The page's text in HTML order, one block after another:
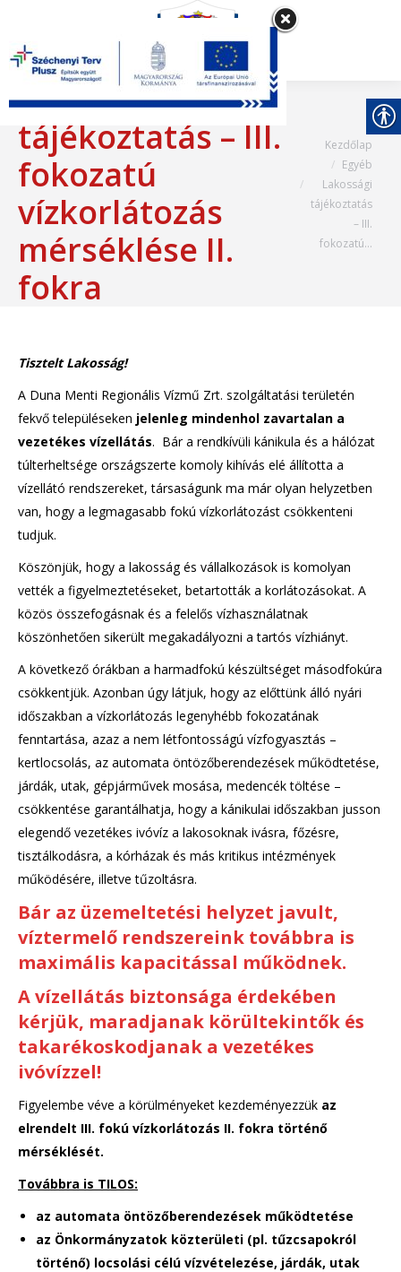
Lakossági
tájékoztatás – III.
fokozatú
vízkorlátozás
mérséklése II.
fokra
Most itt vagy:
Kezdőlap
Egyéb
Lakossági
tájékoztatás
– III.
fokozatú…
Tisztelt Lakosság!
A Duna Menti Regionális Vízmű Zrt. szolgáltatási területén
fekvő településeken jelenleg mindenhol zavartalan a
vezetékes vízellátás. Bár a rendkívüli kánikula és a hálózat
túlterheltsége országszerte komoly kihívás elé állította a
vízellátó rendszereket, társaságunk ma már olyan helyzetben
van, hogy a legmagasabb fokú vízkorlátozást csökkenteni
tudjuk.
Köszönjük, hogy a lakosság és vállalkozások is komolyan
vették a figyelmeztetéseket, betartották a korlátozásokat. A
közös összefogásnak és a felelős vízhasználatnak
köszönhetően sikerült megakadályozni a tartós vízhiányt.
A következő órákban a harmadfokú készültséget másodfokúra
csökkentjük. Azonban úgy látjuk, hogy az előttünk álló nyári
időszakban a vízkorlátozás legenyhébb fokozatának
fenntartása, azaz a nem létfontosságú vízfogyasztás –
kertlocsolás, az automata öntözőberendezések működtetése,
járdák, utak, gépjárművek mosása, medencék töltése –
csökkentése garantálhatja, hogy a kánikulai időszakban jusson
elegendő vezetékes ivóvíz a lakosoknak ivásra, főzésre,
tisztálkodásra, a kórházak és más kritikus intézmények
működésére, illetve tűzoltásra.
Bár az üzemeltetési helyzet javult,
víztermelő rendszereink továbbra is
maximális kapacitással működnek.
A vízellátás biztonsága érdekében
kérjük, maradjanak körültekintők és
takarékoskodjanak a vezetékes
ivóvízzel!
Figyelembe véve a körülményeket kezdeményezzük az
elrendelt III. fokú vízkorlátozás II. fokra történő
mérséklését.
Továbbra is TILOS:
az automata öntözőberendezések működtetése
az Önkormányzatok közterületi (pl. tűzcsapokról
történő) locsolási célú vízvételezése, járdák, utak